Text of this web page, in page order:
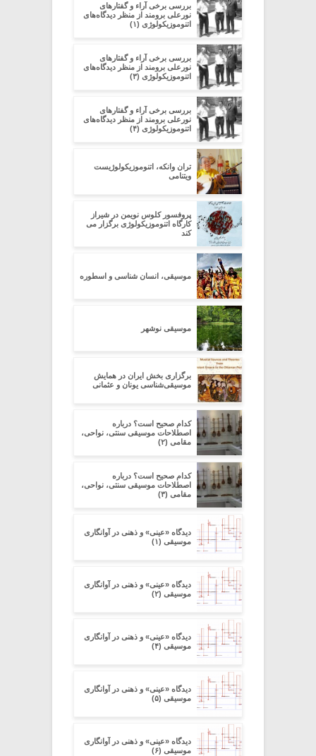
بررسی برخی آراء و گفتارهای
نورعلی برومند از منظر دیدگاه‌های
اتنوموزیکولوژی (۱)
بررسی برخی آراء و گفتارهای
نورعلی برومند از منظر دیدگاه‌های
اتنوموزیکولوژی (۳)
بررسی برخی آراء و گفتارهای
نورعلی برومند از منظر دیدگاه‌های
اتنوموزیکولوژی (۴)
تران وانکه، اتنوموزیکولوژیست
ویتنامی
پروفسور کلوس نویمن در شیراز
کارگاه اتنوموزیکولوژی برگزار می
کند
موسیقی، انسان شناسی و اسطوره
موسیقی نوشهر
برگزاری بخش ایران در همایش
موسیقی‌شناسی یونان و عثمانی
کدام صحیح است؟ درباره
اصطلاحات موسیقی سنتی، نواحی،
مقامی (۲)
کدام صحیح است؟ درباره
اصطلاحات موسیقی سنتی، نواحی،
مقامی (۳)
دیدگاه «عینی» و ذهنی در آوانگاری
موسیقی (۱)
دیدگاه «عینی» و ذهنی در آوانگاری
موسیقی (۲)
دیدگاه «عینی» و ذهنی در آوانگاری
موسیقی (۴)
دیدگاه «عینی» و ذهنی در آوانگاری
موسیقی (۵)
دیدگاه «عینی» و ذهنی در آوانگاری
موسیقی (۶)